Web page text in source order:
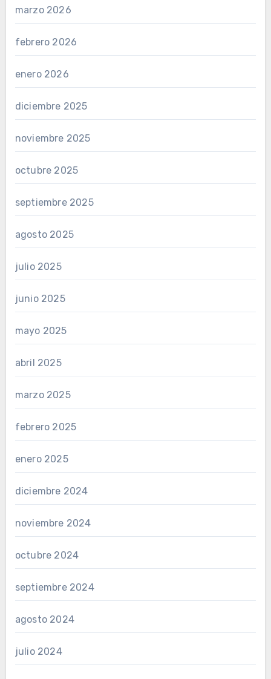
marzo 2026
febrero 2026
enero 2026
diciembre 2025
noviembre 2025
octubre 2025
septiembre 2025
agosto 2025
julio 2025
junio 2025
mayo 2025
abril 2025
marzo 2025
febrero 2025
enero 2025
diciembre 2024
noviembre 2024
octubre 2024
septiembre 2024
agosto 2024
julio 2024